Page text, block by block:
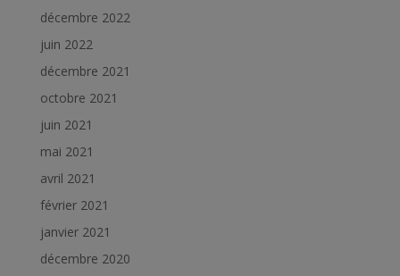
décembre 2022
juin 2022
décembre 2021
octobre 2021
juin 2021
mai 2021
avril 2021
février 2021
janvier 2021
décembre 2020